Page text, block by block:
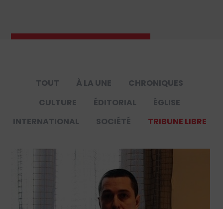
TOUT À LA UNE
CHRONIQUES
CULTURE
ÉDITORIAL
ÉGLISE
INTERNATIONAL
SOCIÉTÉ TRIBUNE LIBRE